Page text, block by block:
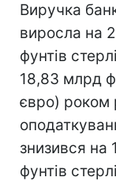
Виручка
виросла на
фунтів
18,83 млрд
євро) роком
знизився
фунтів